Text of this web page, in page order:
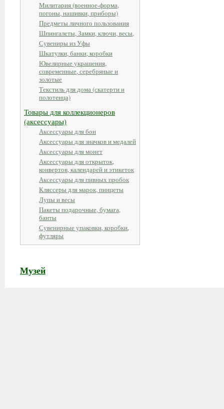
Милитария (военное-форма,
погоны, нашивки, приборы)
Предметы личного пользования
Шпингалеты, Замки, ключи, весы,
Сувениры из Уфы
Шкатулки, банки, коробки
Ювелирные украшения,
современные, серебряные и
золотые
Текстиль для дома (скатерти и
полотенца)
Товары для коллекционеров
(аксессуары)
Аксессуары для бон
Аксессуары для значков и медалей
Аксессуары для монет
Аксессуары для открыток,
конвертов, календарей и этикеток
Аксессуары для пивных пробок
Кляссеры для марок, пинцеты
Лупы и весы
Пакеты подарочные, бумага,
банты
Сувенирные упаковки, коробки,
футляры
Музей